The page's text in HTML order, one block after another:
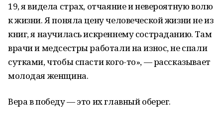
19, я видела страх, отчаяние и невероятную волю
к жизни. Я поняла цену человеческой жизни не из
книг, я научилась искреннему состраданию. Там
врачи и медсестры работали на износ, не спали
сутками, чтобы спасти кого-то», — рассказывает
молодая женщина.
Вера в победу — это их главный оберег.